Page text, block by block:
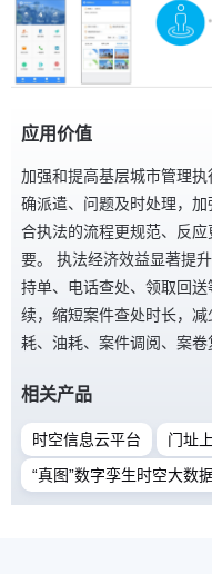
应用价值
加强和提高基层城市管理
确派遣、问题及时处理，
合执法的流程更规范、反
要。 执法经济效益显著提
持单、电话查处、领取回
续，缩短案件查处时长，
耗、油耗、案件调阅、案卷
相关产品
时空信息云平台 门址
“真图”数字孪生时空大数